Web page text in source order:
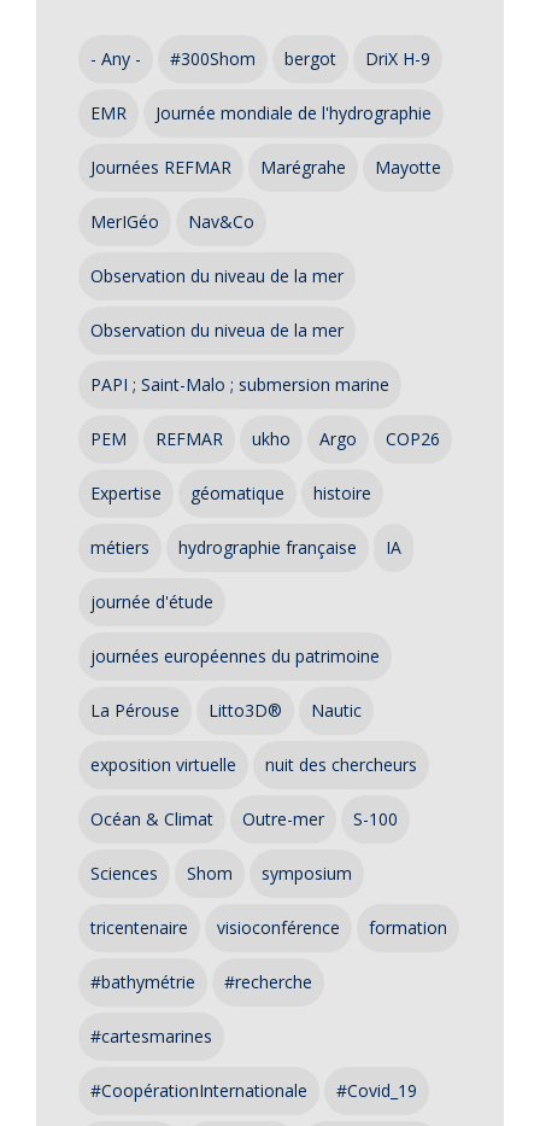
- Any - #300Shom bergot DriX H-9
EMR Journée mondiale de l'hydrographie
Journées REFMAR Marégrahe Mayotte
MerIGéo Nav&Co
Observation du niveau de la mer
Observation du niveua de la mer
PAPI ; Saint-Malo ; submersion marine
PEM REFMAR ukho Argo COP26
Expertise géomatique histoire
métiers hydrographie française IA
journée d'étude
journées européennes du patrimoine
La Pérouse Litto3D® Nautic
exposition virtuelle nuit des chercheurs
Océan & Climat Outre-mer S-100
Sciences Shom symposium
tricentenaire visioconférence formation
#bathymétrie #recherche
#cartesmarines
#CoopérationInternationale #Covid_19